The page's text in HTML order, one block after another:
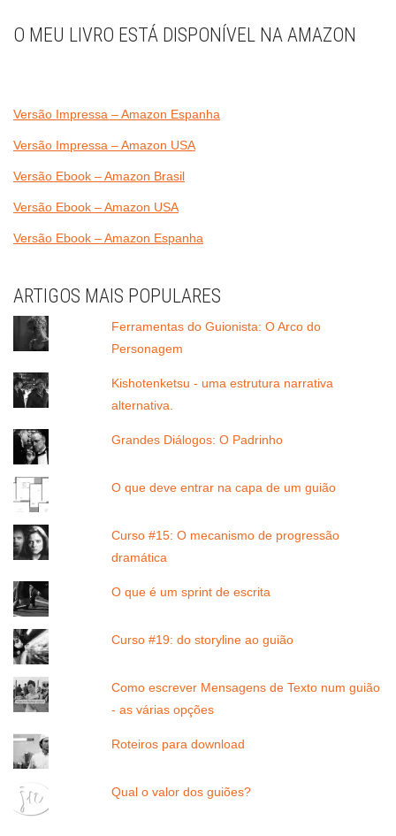
O MEU LIVRO ESTÁ DISPONÍVEL NA AMAZON
Versão Impressa – Amazon Espanha
Versão Impressa – Amazon USA
Versão Ebook – Amazon Brasil
Versão Ebook – Amazon USA
Versão Ebook – Amazon Espanha
ARTIGOS MAIS POPULARES
Ferramentas do Guionista: O Arco do
Personagem
Kishotenketsu - uma estrutura narrativa
alternativa.
Grandes Diálogos: O Padrinho
O que deve entrar na capa de um guião
Curso #15: O mecanismo de progressão
dramática
O que é um sprint de escrita
Curso #19: do storyline ao guião
Como escrever Mensagens de Texto num guião
- as várias opções
Roteiros para download
Qual o valor dos guiões?